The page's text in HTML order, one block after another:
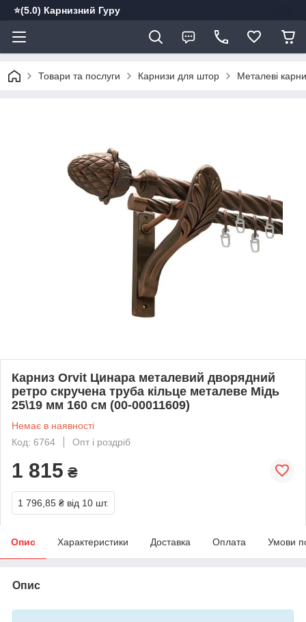
⭐️(5.0) Карнизний Гуру
Товари та послуги Карнизи для штор Металеві
Карниз Orvit Цинара металевий дворядний
ретро скручена труба кільце металеве Мідь
25\19 мм 160 см (00-00011609)
Немає в наявності
Код: 6764
Опт і роздріб
1 815 ₴
1 796,85 ₴ від 10 шт.
Опис Характеристики Доставка Оплата Умови
Опис